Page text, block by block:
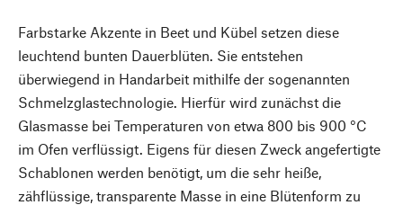
Farbstarke Akzente in Beet und Kübel setzen diese
leuchtend bunten Dauerblüten. Sie entstehen
überwiegend in Handarbeit mithilfe der sogenannten
Schmelzglastechnologie. Hierfür wird zunächst die
Glasmasse bei Temperaturen von etwa 800 bis 900 °C
im Ofen verflüssigt. Eigens für diesen Zweck angefertigte
Schablonen werden benötigt, um die sehr heiße,
zähflüssige, transparente Masse in eine Blütenform zu